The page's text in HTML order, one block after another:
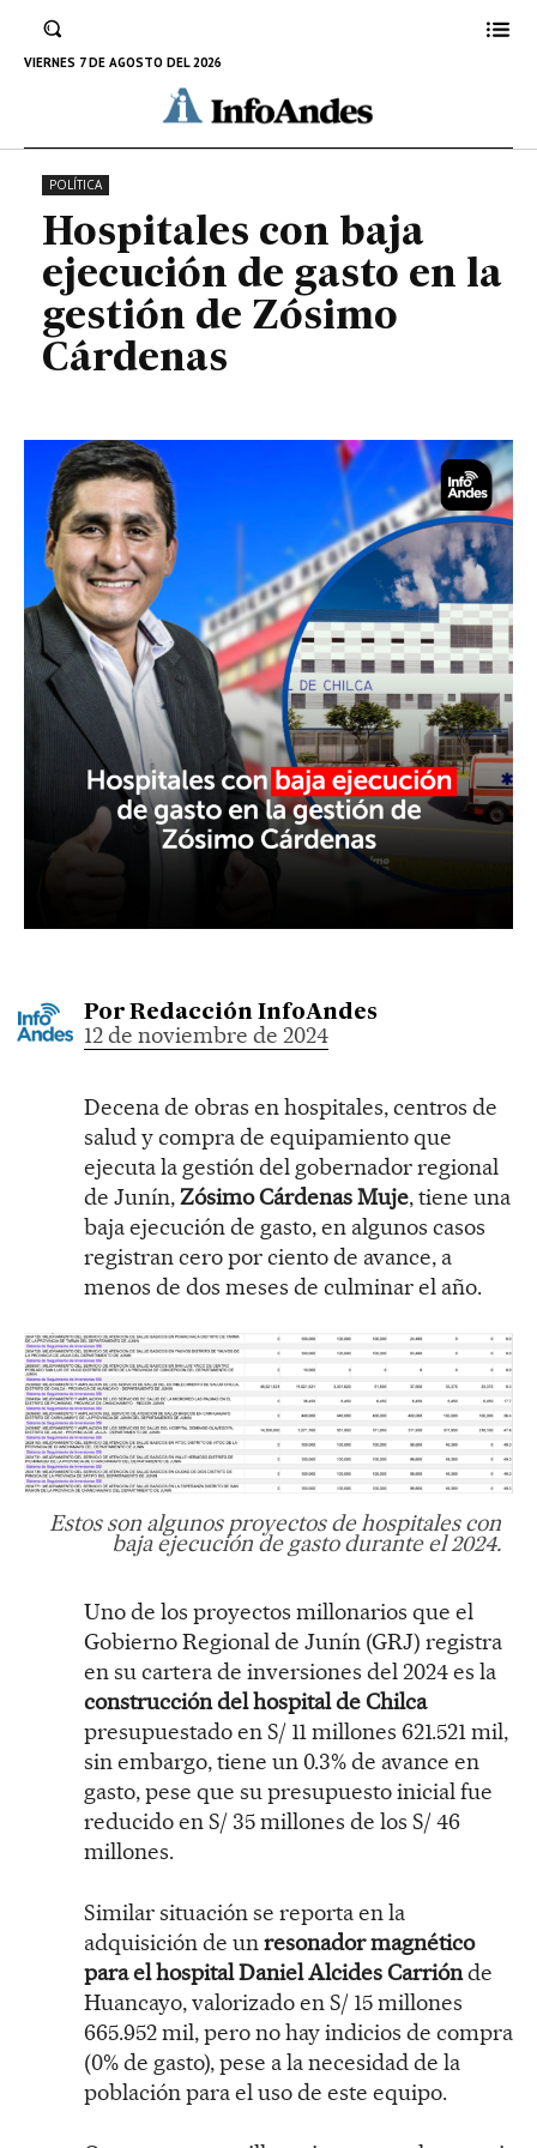
VIERNES 7 DE AGOSTO DEL 2026
gasto en la gestión de Zósimo
Cárdenas
12 DE NOVIEMBRE DE 2024
POLÍTICA
Hospitales con baja
ejecución de gasto en la
gestión de Zósimo
Cárdenas
Por Redacción InfoAndes
12 de noviembre de 2024
Decena de obras en hospitales, centros de
salud y compra de equipamiento que
ejecuta la gestión del gobernador regional
de Junín,Zósimo Cárdenas Muje, tiene una
baja ejecución de gasto, en algunos casos
registran cero por ciento de avance, a
menos de dos meses de culminar el año.
Estos son algunos proyectos de hospitales con
baja ejecución de gasto durante el 2024.
Uno de los proyectos millonarios que el
Gobierno Regional de Junín (GRJ) registra
en su cartera de inversiones del 2024 es la
construcción del hospital de Chilca
presupuestado en S/ 11 millones 621.521 mil,
sin embargo, tiene un 0.3% de avance en
gasto, pese que su presupuesto inicial fue
reducido en S/ 35 millones de los S/ 46
millones.
Similar situación se reporta en la
adquisición de unresonador magnético
para el hospital Daniel Alcides Carriónde
Huancayo, valorizado en S/ 15 millones
665.952 mil, pero no hay indicios de compra
(0% de gasto), pese a la necesidad de la
población para el uso de este equipo.